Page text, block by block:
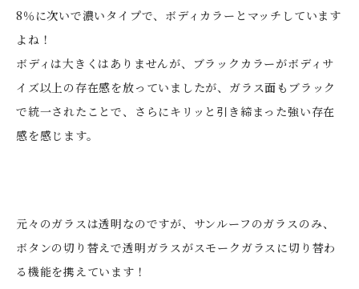
8％に次いで濃いタイプで、ボディカラーとマッチしています
よね！
ボディは大きくはありませんが、ブラックカラーがボディサ
イズ以上の存在感を放っていましたが、ガラス面もブラック
で統一されたことで、さらにキリッと引き締まった強い存在
感を感じます。
元々のガラスは透明なのですが、サンルーフのガラスのみ、
ボタンの切り替えで透明ガラスがスモークガラスに切り替わ
る機能を携えています！